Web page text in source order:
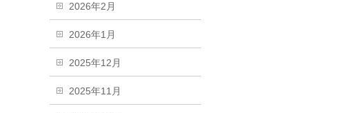
2026年2月
2026年1月
2025年12月
2025年11月